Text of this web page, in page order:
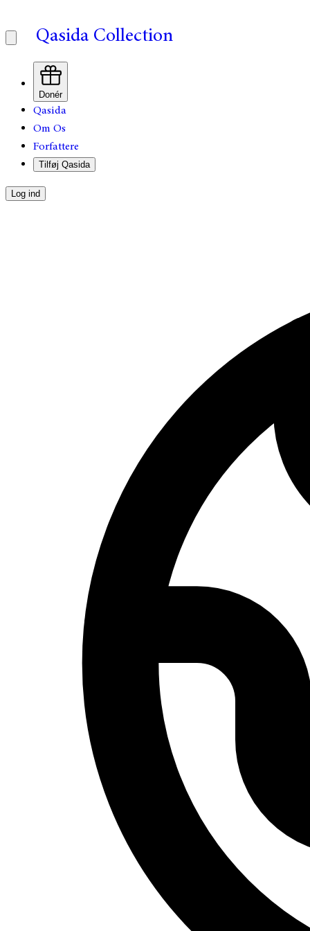
Qasida Collection
Donér
Qasida
Om Os
Forfattere
Tilføj Qasida
Log ind